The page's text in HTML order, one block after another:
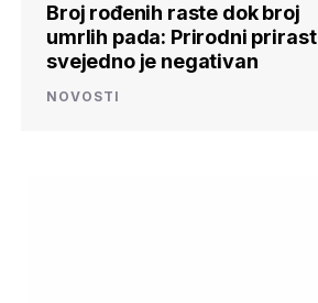
Broj rođenih raste dok broj
umrlih pada: Prirodni prirast
svejedno je negativan
NOVOSTI